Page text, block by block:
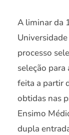
A liminar da
processo
seleção para
feita a partir
obtidas nas
Ensimo
dupla